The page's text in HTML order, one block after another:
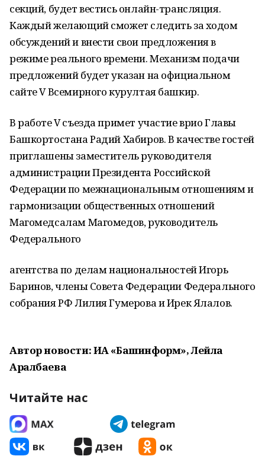
секций, будет вестись онлайн-трансляция.
Каждый желающий сможет следить за ходом
обсуждений и внести свои предложения в
режиме реального времени. Механизм подачи
предложений будет указан на официальном
сайте V Всемирного курултая башкир.
В работе V съезда примет участие врио Главы
Башкортостана Радий Хабиров. В качестве гостей
приглашены заместитель руководителя
администрации Президента Российской
Федерации по межнациональным отношениям и
гармонизации общественных отношений
Магомедсалам Магомедов, руководитель
Федерального
агентства по делам национальностей Игорь
Баринов, члены Совета Федерации Федерального
собрания РФ Лилия Гумерова и Ирек Ялалов.
Автор новости: ИА «Башинформ», Лейла
Аралбаева
Читайте нас